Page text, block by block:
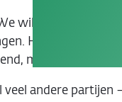
willen beschermd
Het
maar eigenlijk
veel andere